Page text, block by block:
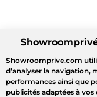
Showroomprive.com
d’analyser la navigation,
performances ainsi que
publicités adaptées à